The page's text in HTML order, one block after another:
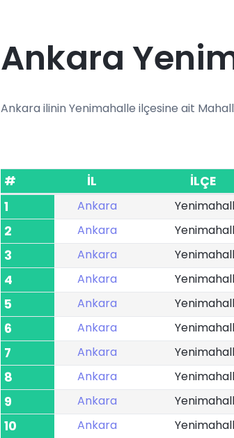
Ankara
Ankara ilinin Yenimahalle ilçesine ait
# İL
İLÇE
1
Ankara
2 Ankara
3 Ankara
4 Ankara
5 Ankara
6 Ankara
7 Ankara
8 Ankara
9 Ankara
10 Ankara